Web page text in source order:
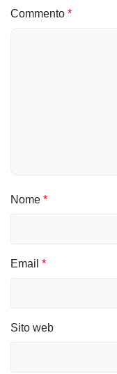
Commento *
Nome *
Email *
Sito web